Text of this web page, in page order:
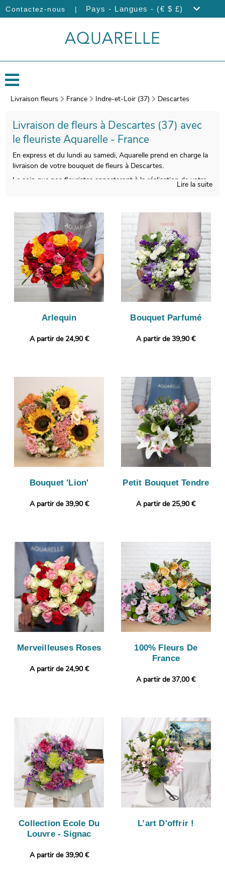
Contactez-nous | Pays - Langues - (€ $ £)
Livraison fleurs France Indre-et-Loir (37) Descartes
Livraison de fleurs à Descartes (37) avec
le fleuriste Aquarelle - France
En express et du lundi au samedi, Aquarelle prend en charge la
livraison de votre bouquet de fleurs à Descartes.
Le soin que nos fleuristes apporteront à la réalisation de votre
de votre composition florale, et une photo de vos produits
commandés sera prise, après avoir ajouté un vase de transport
pour le protéger. Le but est de vous envoyer la photo par e-mail
afin que vous puissiez vous assurer de la conformité de votre
bouquet. Finalement, il sera expédié très rapidement à
Descartes. Envie de sortir des sentiers battus ? Vous avez
l’opportunité de glisser une photo imprimée et un message, afin
de donner plus de personnalité à votre cadeau.
Lire la suite
Arlequin
A partir de 24,90 €
Bouquet Parfumé
A partir de 39,90 €
Bouquet 'Lion'
A partir de 39,90 €
Petit Bouquet Tendre
A partir de 25,90 €
Merveilleuses Roses
A partir de 24,90 €
100% Fleurs De
France
A partir de 37,00 €
Collection Ecole Du
Louvre - Signac
A partir de 39,90 €
L’art D'offrir !